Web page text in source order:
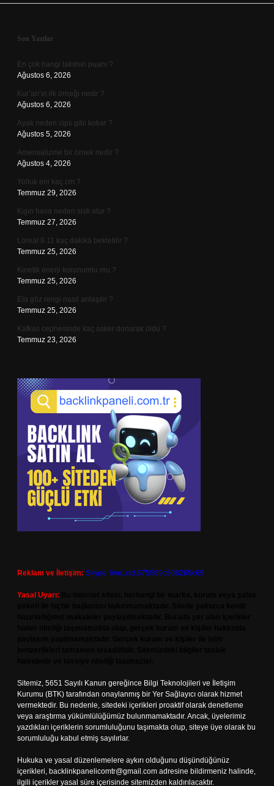
Sidebar
Son Yazılar
En çok hangi takımın puanı ?
Ağustos 6, 2026
Kur’an’ın ilk örneği nedir ?
Ağustos 6, 2026
Ayak neden cips gibi kokar ?
Ağustos 5, 2026
Amensalizme bir örnek nedir ?
Ağustos 4, 2026
Yolluk eni kaç cm ?
Temmuz 29, 2026
Kışın hava neden sisli olur ?
Temmuz 27, 2026
Loreal 8.11 kaç dakika bekletilir ?
Temmuz 25, 2026
Kinetik enerji korunumlu mu ?
Temmuz 25, 2026
Ela göz rengi nasıl anlaşılır ?
Temmuz 25, 2026
Kafkas cephesinde kaç asker donarak öldü ?
Temmuz 23, 2026
Reklam ve İletişim: Skype: live:.cid.575569c608265c69
Yasal Uyarı:
Sitemiz, 5651 Sayılı Kanun gereğince Bilgi Teknolojileri ve İletişim
Kurumu (BTK) tarafından onaylanmış bir Yer Sağlayıcı olarak hizmet
vermektedir. Bu nedenle, sitedeki içerikleri proaktif olarak denetleme
veya araştırma yükümlülüğümüz bulunmamaktadır. Ancak, üyelerimiz
yazdıkları içeriklerin sorumluluğunu taşımakta olup, siteye üye olarak bu
sorumluluğu kabul etmiş sayılırlar.
Hukuka ve yasal düzenlemelere aykırı olduğunu düşündüğünüz
içerikleri, backlinkpanelicomtr@gmail.com adresine bildirmeniz halinde,
ilgili içerikler yasal süre içerisinde sitemizden kaldırılacaktır.